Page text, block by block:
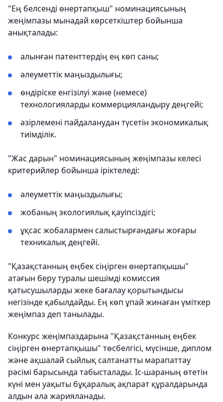
"Ең белсенді өнертапқыш" номинациясының
жеңімпазы мынадай көрсеткіштер бойынша
анықталады:
алынған патенттердің ең көп саны;
әлеуметтік маңыздылығы;
өндіріске енгізілуі және (немесе)
технологияларды коммерцияландыру деңгейі;
әзірлемені пайдаланудан түсетін экономикалық
тиімділік.
"Жас дарын" номинациясының жеңімпазы келесі
критерийлер бойынша іріктеледі:
әлеуметтік маңыздылығы;
жобаның экологиялық қауіпсіздігі;
ұқсас жобалармен салыстырғандағы жоғары
техникалық деңгейі.
"Қазақстанның еңбек сіңірген өнертапқышы"
атағын беру туралы шешімді комиссия
қатысушыларды жеке бағалау қорытындысы
негізінде қабылдайды. Ең көп ұпай жинаған үміткер
жеңімпаз деп танылады.
Конкурс жеңімпаздарына "Қазақстанның еңбек
сіңірген өнертапқышы" төсбелгісі, мүсінше, диплом
және ақшалай сыйлық салтанатты марапаттау
рәсімі барысында табысталады. Іс-шараның өтетін
күні мен уақыты бұқаралық ақпарат құралдарында
алдын ала жарияланады.